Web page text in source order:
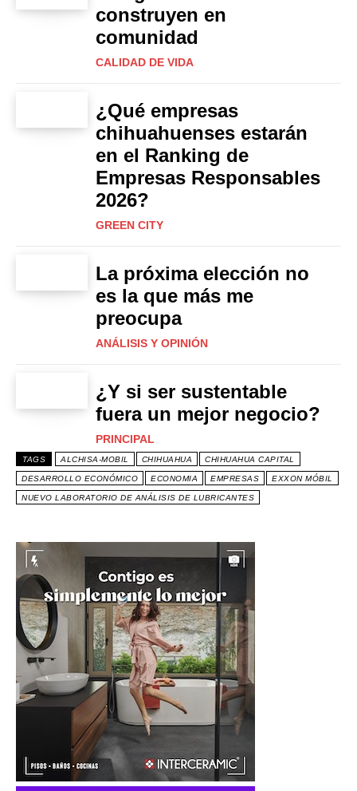
construyen en
comunidad
CALIDAD DE VIDA
¿Qué empresas
chihuahuenses estarán
en el Ranking de
Empresas Responsables
2026?
GREEN CITY
La próxima elección no
es la que más me
preocupa
ANÁLISIS Y OPINIÓN
¿Y si ser sustentable
fuera un mejor negocio?
PRINCIPAL
TAGS ALCHISA-MOBIL CHIHUAHUA CHIHUAHUA CAPITAL
DESARROLLO ECONÓMICO ECONOMIA EMPRESAS EXXON MÓBIL
NUEVO LABORATORIO DE ANÁLISIS DE LUBRICANTES